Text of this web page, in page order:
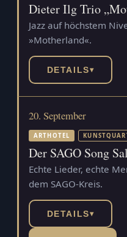
Dieter Ilg Trio
Jazz auf höchstem
»Motherland«.
DETAILS▾
20. September
ARTHOTEL
Der SAGO Song
Echte Lieder, echte
dem SAGO-Kreis.
DETAILS▾